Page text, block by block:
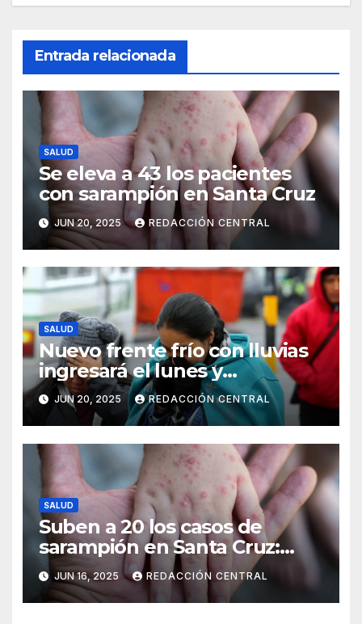
Entrada relacionada
SALUD
Se eleva a 43 los pacientes
con sarampión en Santa Cruz
JUN 20, 2025 REDACCIÓN CENTRAL
SALUD
Nuevo frente frío con lluvias
ingresará el lunes y
continuarán los vientos en el
altiplano y valles
JUN 20, 2025 REDACCIÓN CENTRAL
SALUD
Suben a 20 los casos de
sarampión en Santa Cruz:
Salud intensifica la
vacunación
JUN 16, 2025 REDACCIÓN CENTRAL